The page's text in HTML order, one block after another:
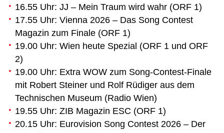
16.55 Uhr: JJ – Mein Traum wird wahr (ORF 1)
17.55 Uhr: Vienna 2026 – Das Song Contest
Magazin zum Finale (ORF 1)
19.00 Uhr: Wien heute Spezial (ORF 1 und ORF
2)
19.00 Uhr: Extra WOW zum Song-Contest-Finale
mit Robert Steiner und Rolf Rüdiger aus dem
Technischen Museum (Radio Wien)
19.55 Uhr: ZIB Magazin ESC (ORF 1)
20.15 Uhr: Eurovision Song Contest 2026 – Der